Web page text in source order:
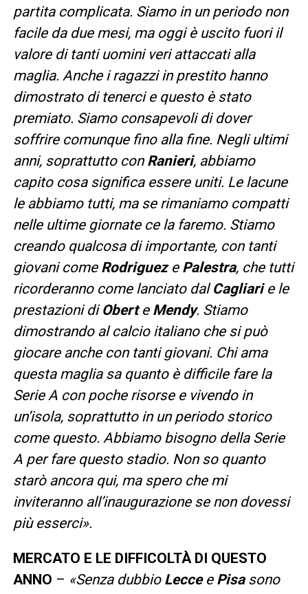
partita complicata. Siamo in un periodo non
facile da due mesi, ma oggi è uscito fuori il
valore di tanti uomini veri attaccati alla
maglia. Anche i ragazzi in prestito hanno
dimostrato di tenerci e questo è stato
premiato. Siamo consapevoli di dover
soffrire comunque fino alla fine. Negli ultimi
anni, soprattutto con Ranieri, abbiamo
capito cosa significa essere uniti. Le lacune
le abbiamo tutti, ma se rimaniamo compatti
nelle ultime giornate ce la faremo. Stiamo
creando qualcosa di importante, con tanti
giovani come Rodrigueze Palestra, che tutti
ricorderanno come lanciato dalCagliarie le
prestazioni diOberte Mendy. Stiamo
dimostrando al calcio italiano che si può
giocare anche con tanti giovani. Chi ama
questa maglia sa quanto è difficile fare la
Serie A con poche risorse e vivendo in
un’isola, soprattutto in un periodo storico
come questo. Abbiamo bisogno della Serie
A per fare questo stadio. Non so quanto
starò ancora qui, ma spero che mi
inviteranno all’inaugurazione se non dovessi
più esserci».
MERCATO E LE DIFFICOLTÀ DI QUESTO
ANNO – «Senza dubbio Leccee Pisasono